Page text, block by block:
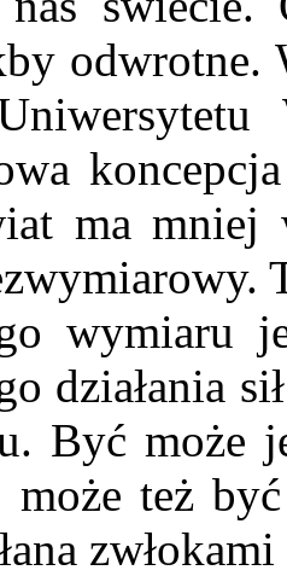
ma mniej
wymiaru
działania
Być może
może też